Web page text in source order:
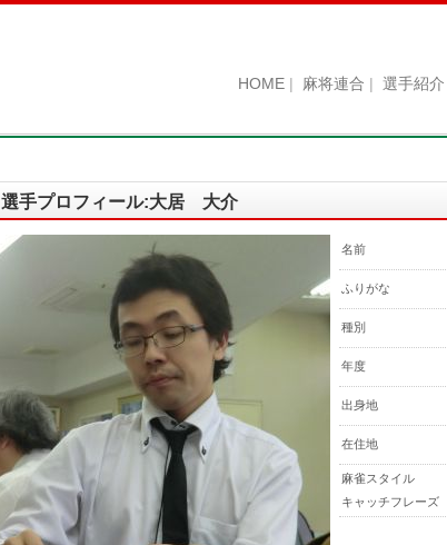
HOME 麻将連合 選手紹介
選手プロフィール:大居 大介
名前
ふりがな
種別
年度
出身地
在住地
麻雀スタイル
キャッチフレーズ